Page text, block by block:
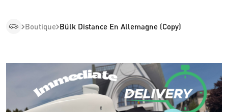
Boutique Bülk Distance En Allemagne (Copy)